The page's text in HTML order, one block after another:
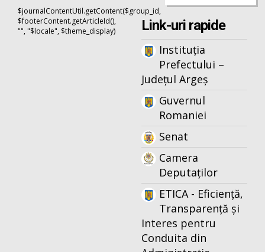
$journalContentUtil.getContent($group_id,
$footerContent.getArticleId(),
"", "$locale", $theme_display)
Link-uri rapide
Instituția
Prefectului –
Județul Argeș
Guvernul
Romaniei
Senat
Camera
Deputaților
ETICA - Eficiență,
Transparență și
Interes pentru
Conduita din